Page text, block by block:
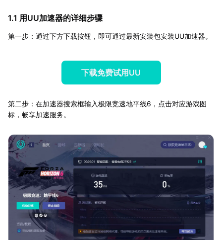
1.1 用UU加速器的详细步骤
第一步：通过下方下载按钮，即可通过最新安装包安装UU加速器。
下载免费试用UU
第二步：在加速器搜索框输入极限竞速地平线6，点击对应游戏图
标，畅享加速服务。